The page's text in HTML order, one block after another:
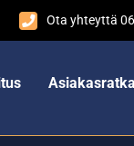
Ota yhteyttä